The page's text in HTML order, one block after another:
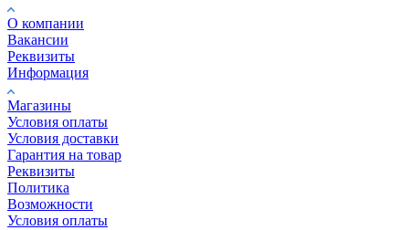
О компании
Вакансии
Реквизиты
Информация
Магазины
Условия оплаты
Условия доставки
Гарантия на товар
Реквизиты
Политика
Возможности
Условия оплаты